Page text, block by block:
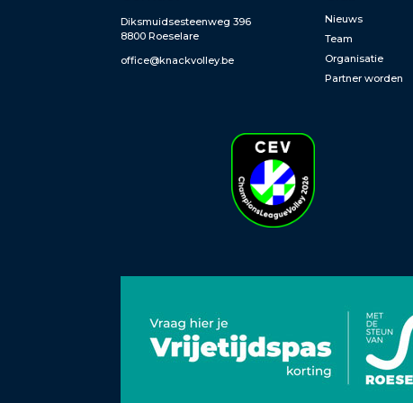
Diksmuidsesteenweg 396
8800 Roeselare
office@knackvolley.be
Nieuws
Team
Organisatie
Partner worden